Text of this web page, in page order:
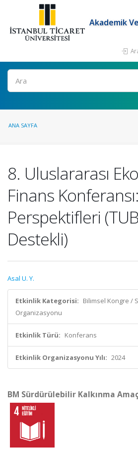
Akademik
Ara
ANA SAYFA
8. Uluslararası
Finans
Perspektifleri
Destekli)
Asal U. Y.
Etkinlik Kategorisi: Bilimsel Kongre /
Organizasyonu
Etkinlik Türü: Konferans
Etkinlik Organizasyonu Yılı: 2024
BM Sürdürülebilir Kalkınma